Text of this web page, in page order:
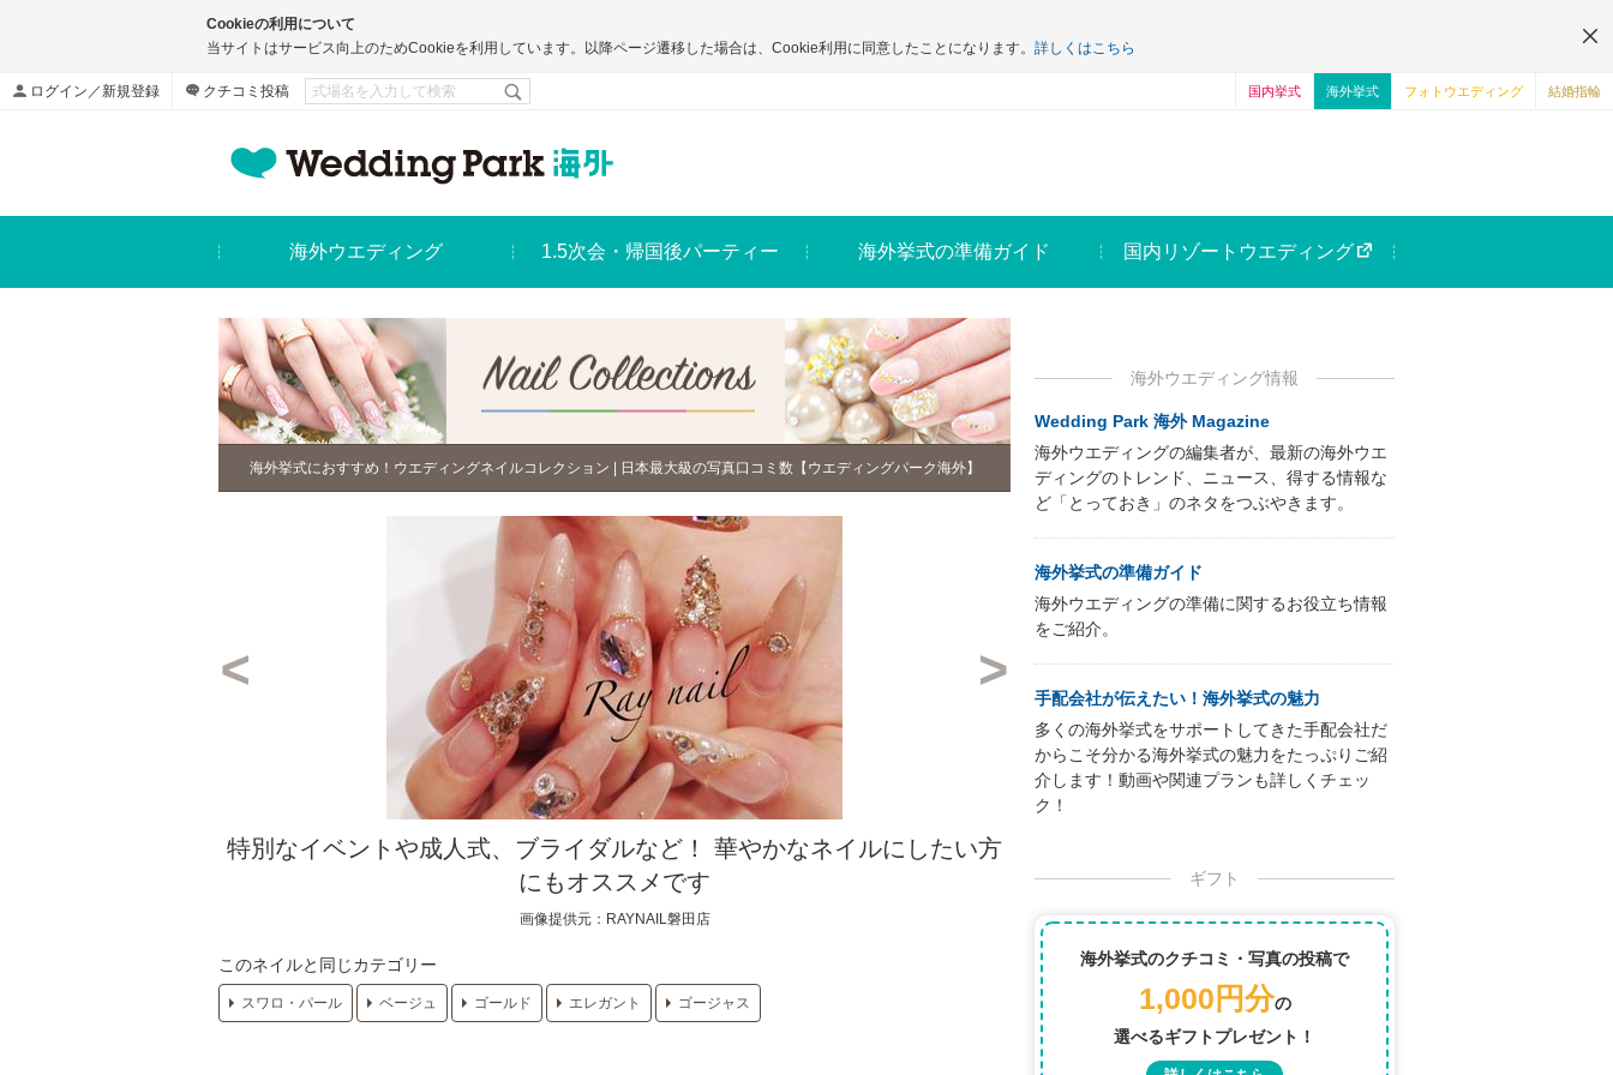
Cookieの利用について
当サイトはサービス向上のためCookieを利用しています。以降ページ遷移した場合は、Cookie利用に同意したことになります。 詳しくはこちら
ログイン／新規登録 クチコミ投稿 国内挙式 海外挙式 フォトウエディング 結婚指輪
海外ウエディング 1.5次会・帰国後パーティー 海外挙式の準備ガイド 国内リゾートウエディング
海外挙式におすすめ！ウエディングネイルコレクション | 日本最大級の写真口コミ数【ウエディングパーク海外】
特別なイベントや成人式、ブライダルなど！ 華やかなネイルにしたい方
にもオススメです
画像提供元：RAYNAIL磐田店
このネイルと同じカテゴリー
スワロ・パール ベージュ ゴールド エレガント ゴージャス
海外ウエディング情報
Wedding Park 海外 Magazine
海外ウエディングの編集者が、最新の海外ウエ
ディングのトレンド、ニュース、得する情報な
ど「とっておき」のネタをつぶやきます。
海外挙式の準備ガイド
海外ウエディングの準備に関するお役立ち情報
をご紹介。
手配会社が伝えたい！海外挙式の魅力
多くの海外挙式をサポートしてきた手配会社だ
からこそ分かる海外挙式の魅力をたっぷりご紹
介します！動画や関連プランも詳しくチェッ
ク！
ギフト
海外挙式のクチコミ・写真の投稿で
1,000円分の
選べるギフトプレゼント！